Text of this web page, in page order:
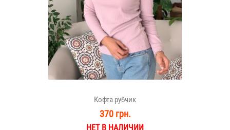
Кофта рубчик
370 грн.
НЕТ В НАЛИЧИИ